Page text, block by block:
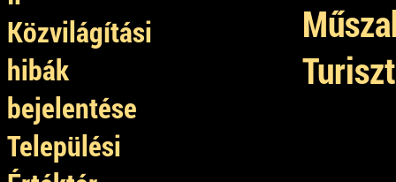
Közvilágítási
hibák
bejelentése
Települési